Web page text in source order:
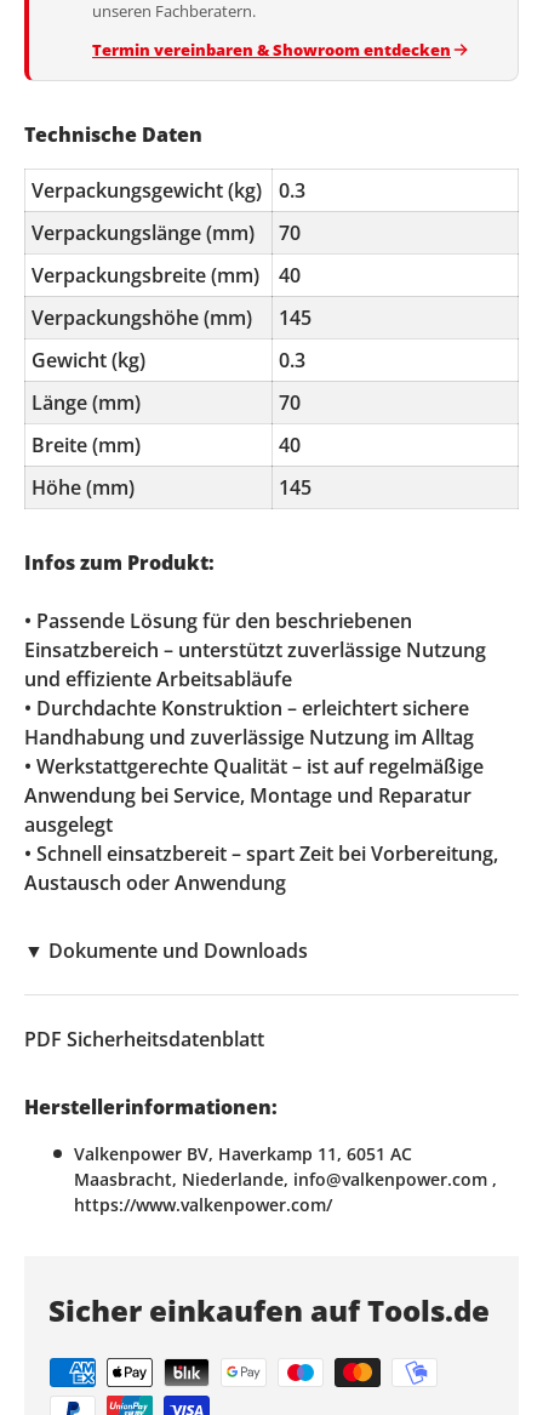
unseren Fachberatern.
Termin vereinbaren & Showroom entdecken
Technische Daten
Verpackungsgewicht (kg)
0.3
Verpackungslänge (mm)
70
Verpackungsbreite (mm)
40
Verpackungshöhe (mm)
145
Gewicht (kg)
0.3
Länge (mm)
70
Breite (mm)
40
Höhe (mm)
145
Infos zum Produkt:
• Passende Lösung für den beschriebenen
Einsatzbereich – unterstützt zuverlässige Nutzung
und effiziente Arbeitsabläufe
• Durchdachte Konstruktion – erleichtert sichere
Handhabung und zuverlässige Nutzung im Alltag
• Werkstattgerechte Qualität – ist auf regelmäßige
Anwendung bei Service, Montage und Reparatur
ausgelegt
• Schnell einsatzbereit – spart Zeit bei Vorbereitung,
Austausch oder Anwendung
▼ Dokumente und Downloads
PDF Sicherheitsdatenblatt
Herstellerinformationen:
Valkenpower BV, Haverkamp 11, 6051 AC
Maasbracht, Niederlande, info@valkenpower.com ,
https://www.valkenpower.com/
Sicher einkaufen auf Tools.de